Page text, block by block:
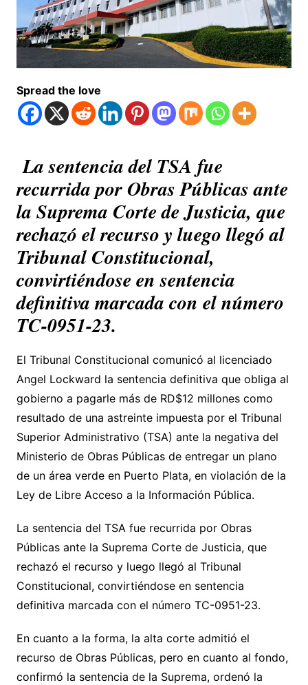
Spread the love
La sentencia del TSA fue
recurrida por Obras Públicas ante
la Suprema Corte de Justicia, que
rechazó el recurso y luego llegó al
Tribunal Constitucional,
convirtiéndose en sentencia
definitiva marcada con el número
TC-0951-23.
El Tribunal Constitucional comunicó al licenciado
Angel Lockward la sentencia definitiva que obliga al
gobierno a pagarle más de RD$12 millones como
resultado de una astreinte impuesta por el Tribunal
Superior Administrativo (TSA) ante la negativa del
Ministerio de Obras Públicas de entregar un plano
de un área verde en Puerto Plata, en violación de la
Ley de Libre Acceso a la Información Pública.
La sentencia del TSA fue recurrida por Obras
Públicas ante la Suprema Corte de Justicia, que
rechazó el recurso y luego llegó al Tribunal
Constitucional, convirtiéndose en sentencia
definitiva marcada con el número TC-0951-23.
En cuanto a la forma, la alta corte admitió el
recurso de Obras Públicas, pero en cuanto al fondo,
confirmó la sentencia de la Suprema, ordenó la